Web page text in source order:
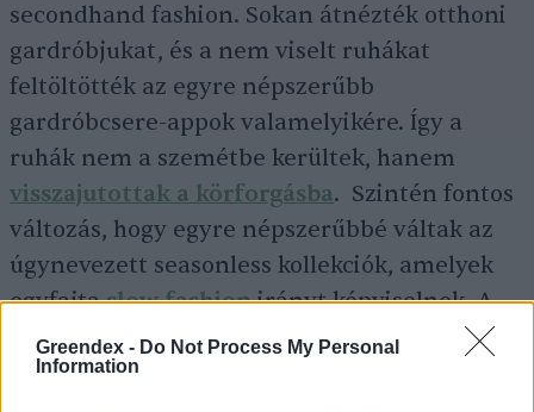
Greendex - Do Not Process My Personal
Information
secondhand fashion. Sokan átnézték otthoni
gardróbjukat, és a nem viselt ruhákat
feltöltötték az egyre népszerűbb
gardróbcsere-appok valamelyikére. Így a
ruhák nem a szemétbe kerültek, hanem
visszajutottak a körforgásba. Szintén fontos
változás, hogy egyre népszerűbbé váltak az
úgynevezett seasonless kollekciók, amelyek
egyfajtaslow fashionirányt képviselnek. A
seasonless kollekciók szembemennek azzal,
hogy pár hetente az aktuális évszakhoz illő új